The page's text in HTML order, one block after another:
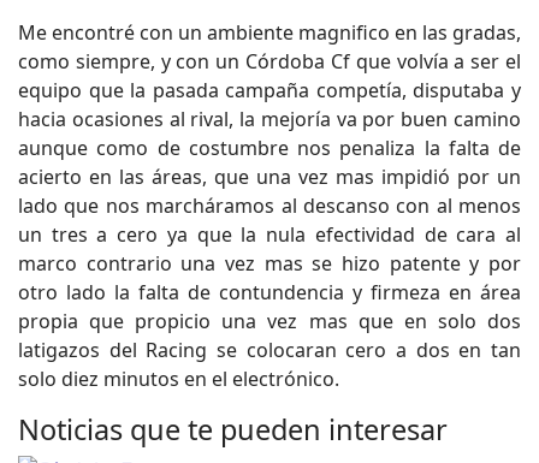
Me encontré con un ambiente magnifico en las gradas,
como siempre, y con un Córdoba Cf que volvía a ser el
equipo que la pasada campaña competía, disputaba y
hacia ocasiones al rival, la mejoría va por buen camino
aunque como de costumbre nos penaliza la falta de
acierto en las áreas, que una vez mas impidió por un
lado que nos marcháramos al descanso con al menos
un tres a cero ya que la nula efectividad de cara al
marco contrario una vez mas se hizo patente y por
otro lado la falta de contundencia y firmeza en área
propia que propicio una vez mas que en solo dos
latigazos del Racing se colocaran cero a dos en tan
solo diez minutos en el electrónico.
Noticias que te pueden interesar